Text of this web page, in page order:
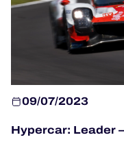
24H LEMANS
ALMS
09/07/2023
Hypercar: Leader